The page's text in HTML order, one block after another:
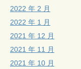
2022 年 2 月
2022 年 1 月
2021 年 12 月
2021 年 11 月
2021 年 10 月